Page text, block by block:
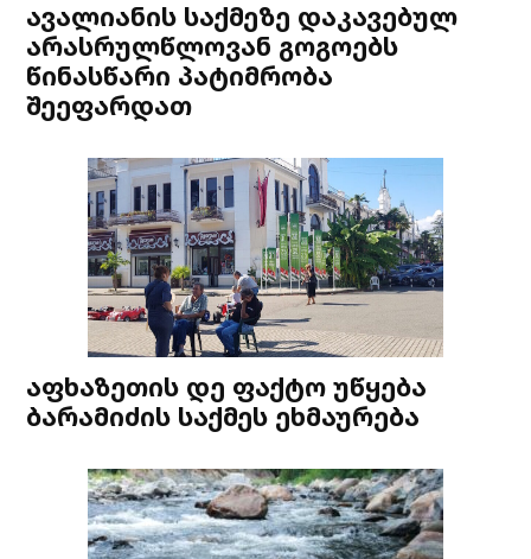
ავალიანის საქმეზე დაკავებულ
არასრულწლოვან გოგოებს
წინასწარი პატიმრობა
შეეფარდათ
აფხაზეთის დე ფაქტო უწყება
ბარამიძის საქმეს ეხმაურება